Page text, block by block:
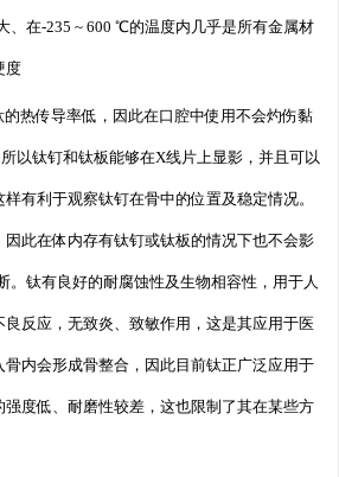
、在-235 ~ 600 ℃的温度内几乎是所有金属材
度
热传导率低，因此在口腔中使用不会灼伤黏
以钛钉和钛板能够在X线片上显影，并且可以
有利于观察钛钉在骨中的位置及稳定情况。
此在体内存有钛钉或钛板的情况下也不会影
。钛有良好的耐腐蚀性及生物相容性，用于人
反应，无致炎、致敏作用，这是其应用于医
内会形成骨整合，因此目前钛正广泛应用于
度低、耐磨性较差，这也限制了其在某些方